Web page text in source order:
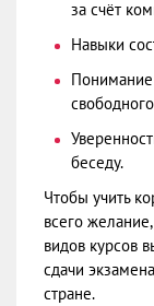
за счёт
Навыки
Понимание
беседу.
Чтобы учить
всего
видов курсов
сдачи
стране.